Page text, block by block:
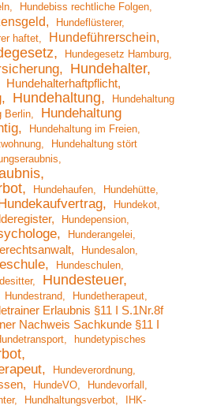
Hundebiss rechtliche Folgen
Hundeflüsterer
haftet
Hundeführerschein
Hundegesetz Hamburg
Hundehalter
Hundehalterhaftpflicht
Hundehaltung
Hundehaltung
Berlin
Hundehaltung
Hundehaltung im Freien
Hundehaltung stört
Hundehaufen
Hundehütte
Hundekaufvertrag
Hundekot
Hundepension
Hunderangelei
Hundesalon
Hundeschulen
Hundesteuer
Hundestrand Hundetherapeut
Erlaubnis §11 I S.1Nr.8f
Nachweis Sachkunde §11 I
hundetypisches
Hundeverordnung
HundeVO
Hundevorfall
Hundhaltungsverbot
IHK-